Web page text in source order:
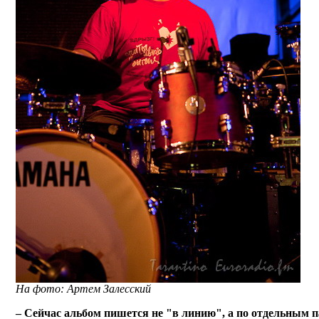
На фото: Артем Залесский
– Сейчас альбом пишется не "в линию", а по отдельным